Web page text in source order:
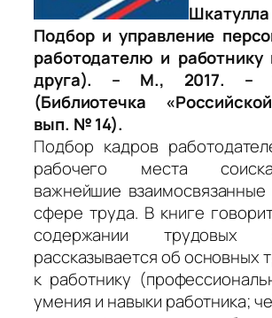
Подбор и управление
работодателю и работнику
друга). – М., 2017. –
(Библиотечка
вып. № 14).
Подбор кадров
рабочего места
важнейшие
сфере труда. В книге
содержании трудовых
рассказывается об основных
к работнику
умения и навыки работника;